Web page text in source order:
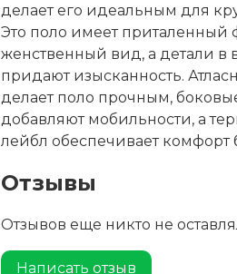
делает его идеальным для
Это поло имеет приталенный
женственный вид, а детали в
придают изысканность.
делает поло прочным,
добавляют мобильности, а
лейбл обеспечивает комфорт
Отзывы
Отзывов еще никто не
Написать отзыв